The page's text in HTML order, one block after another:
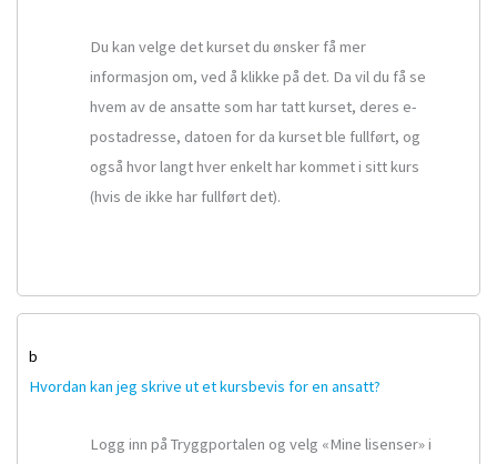
Du kan velge det kurset du ønsker få mer
informasjon om, ved å klikke på det. Da vil du få se
hvem av de ansatte som har tatt kurset, deres e-
postadresse, datoen for da kurset ble fullført, og
også hvor langt hver enkelt har kommet i sitt kurs
(hvis de ikke har fullført det).
b
Hvordan kan jeg skrive ut et kursbevis for en ansatt?
Logg inn på Tryggportalen og velg «Mine lisenser» i